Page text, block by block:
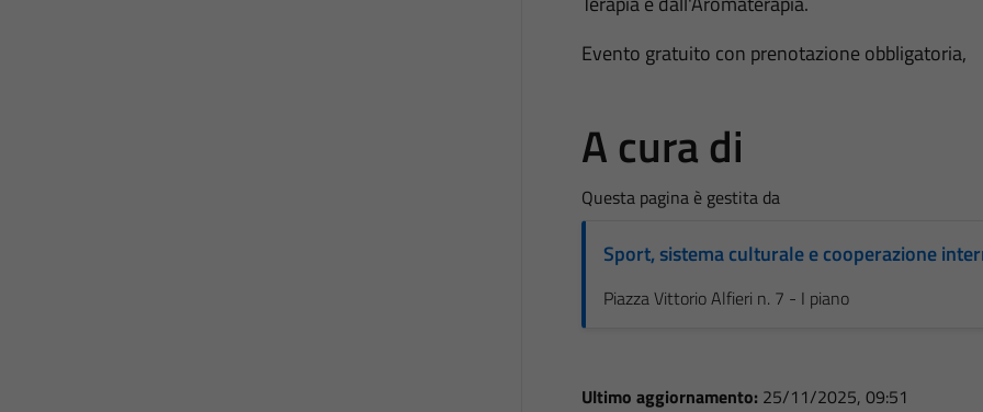
Evento gratuito con prenotazione obbligatoria,
A cura di
Questa pagina è gestita da
Sport, sistema culturale e cooperazione
Piazza Vittorio Alfieri n. 7 - I piano
Ultimo aggiornamento: 25/11/2025, 09:51